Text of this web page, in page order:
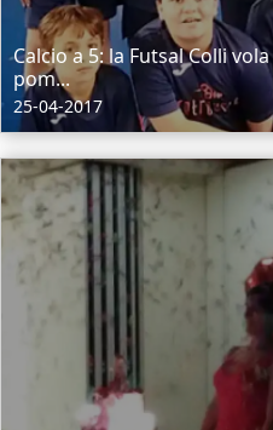
Calcio a 5: la Futsal Colli
pom...
25-04-2017